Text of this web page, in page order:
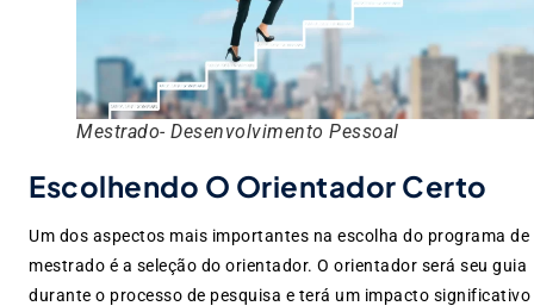
Mestrado- Desenvolvimento Pessoal
Escolhendo O Orientador Certo
Um dos aspectos mais importantes na escolha do programa de
mestrado é a seleção do orientador. O orientador será seu guia
durante o processo de pesquisa e terá um impacto significativo